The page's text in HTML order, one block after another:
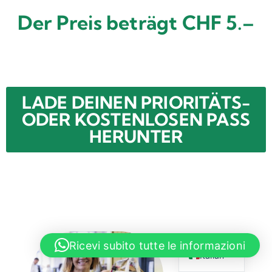
Der Preis beträgt CHF 5.–
LADE DEINEN PRIORITÄTS-
ODER KOSTENLOSEN PASS
HERUNTER
Ricevi subito tutte le informazioni
Italian
English